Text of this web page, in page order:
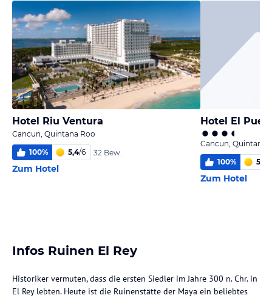
Hotel Riu Ventura
Cancun, Quintana Roo
100% 5,4/6 32 Bew.
Zum Hotel
Hotel El
Cancun, Quintana
100% 5,0
Zum Hotel
Infos Ruinen El Rey
Historiker vermuten, dass die ersten Siedler im Jahre 300 n. Chr. in
El Rey lebten. Heute ist die Ruinenstätte der Maya ein beliebtes